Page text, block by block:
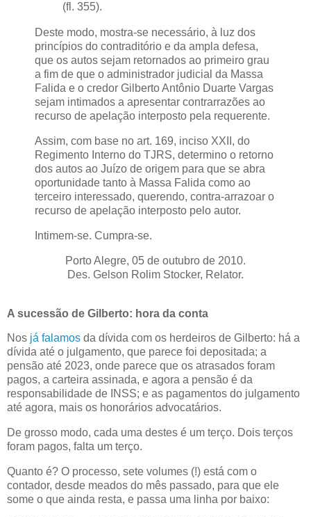
(fl. 355).
Deste modo, mostra-se necessário, à luz dos
princípios do contraditório e da ampla defesa,
que os autos sejam retornados ao primeiro grau
a fim de que o administrador judicial da Massa
Falida e o credor Gilberto Antônio Duarte Vargas
sejam intimados a apresentar contrarrazões ao
recurso de apelação interposto pela requerente.
Assim, com base no art. 169, inciso XXII, do
Regimento Interno do TJRS, determino o retorno
dos autos ao Juízo de origem para que se abra
oportunidade tanto à Massa Falida como ao
terceiro interessado, querendo, contra-arrazoar o
recurso de apelação interposto pelo autor.
Intimem-se. Cumpra-se.
Porto Alegre, 05 de outubro de 2010.
Des. Gelson Rolim Stocker, Relator.
A sucessão de Gilberto: hora da conta
Nos já falamos da dívida com os herdeiros de Gilberto: há a
dívida até o julgamento, que parece foi depositada; a
pensão até 2023, onde parece que os atrasados foram
pagos, a carteira assinada, e agora a pensão é da
responsabilidade de INSS; e as pagamentos do julgamento
até agora, mais os honorários advocatários.
De grosso modo, cada uma destes é um terço. Dois terços
foram pagos, falta um terço.
Quanto é? O processo, sete volumes (!) está com o
contador, desde meados do mês passado, para que ele
some o que ainda resta, e passa uma linha por baixo: